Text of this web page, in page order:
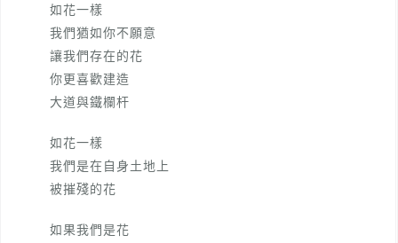
如花一樣
我們猶如你不願意
讓我們存在的花
你更喜歡建造
大道與鐵欄杆
如花一樣
我們是在自身土地上
被摧殘的花
如果我們是花